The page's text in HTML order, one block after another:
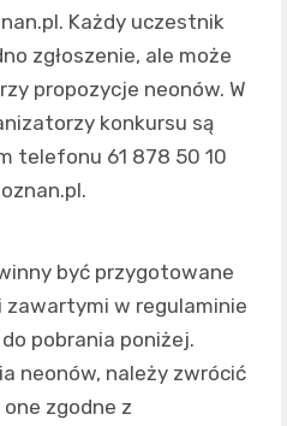
. Każdy uczestnik
zgłoszenie, ale może
propozycje neonów. W
konkursu są
telefonu 61 878 50 10
.
być przygotowane
w regulaminie
pobrania poniżej.
neonów, należy zwrócić
zgodne z